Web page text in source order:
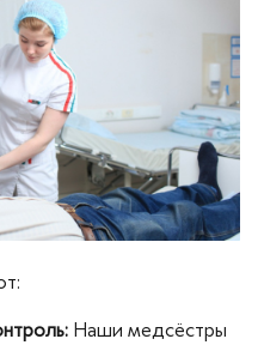
Наши медсёстры